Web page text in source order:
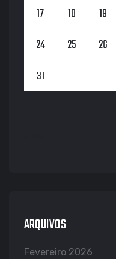
17
18 19
24
25 26
31
ARQUIVOS
Fevereiro 2026